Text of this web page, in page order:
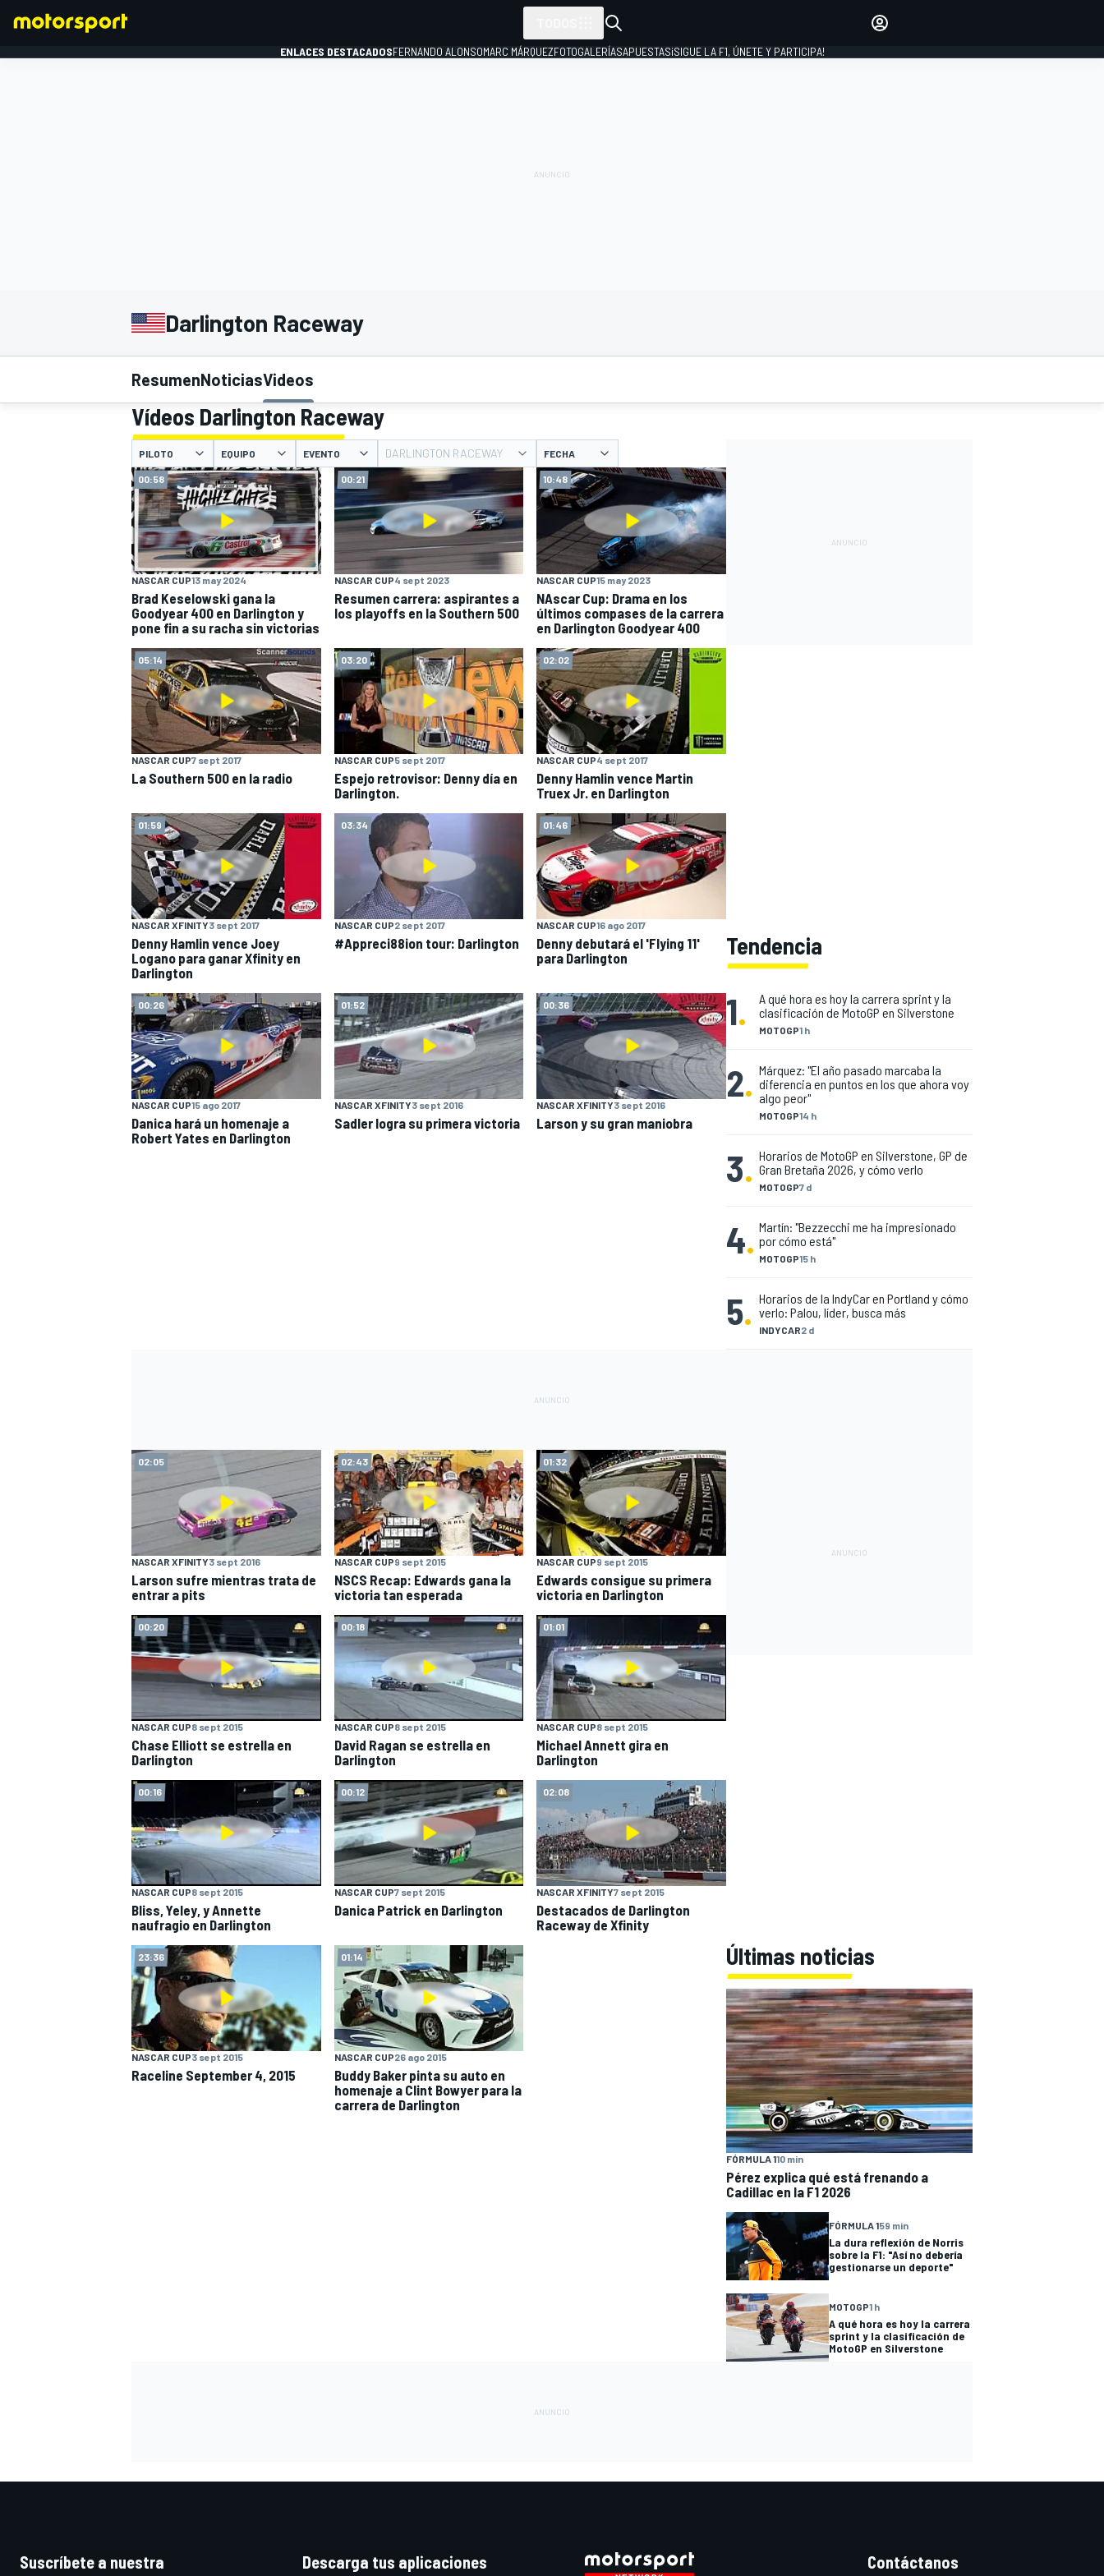
INDYCAR WRC
WEC FÓRMULA E
MÁS CATEGORÍAS
ENLACES DESTACADOSFERNANDO ALONSOMARC MÁRQUEZFOTOGALERÍASAPUESTAS¡SIGUE LA F1, ÚNETE Y PARTICIPA!
Darlington Raceway
ResumenNoticiasVideos
Vídeos Darlington Raceway
PILOTO EQUIPO EVENTO DARLINGTON RACEWAY FECHA
00:58
NASCAR CUP13 may 2024
Brad Keselowski gana la
Goodyear 400 en Darlington y
pone fin a su racha sin victorias
00:21
NASCAR CUP4 sept 2023
Resumen carrera: aspirantes a
los playoffs en la Southern 500
10:48
NASCAR CUP15 may 2023
NAscar Cup: Drama en los
últimos compases de la carrera
en Darlington Goodyear 400
05:14
NASCAR CUP7 sept 2017
La Southern 500 en la radio
03:20
NASCAR CUP5 sept 2017
Espejo retrovisor: Denny día en
Darlington.
02:02
NASCAR CUP4 sept 2017
Denny Hamlin vence Martin
Truex Jr. en Darlington
01:59
NASCAR XFINITY3 sept 2017
Denny Hamlin vence Joey
Logano para ganar Xfinity en
Darlington
03:34
NASCAR CUP2 sept 2017
#Appreci88ion tour: Darlington
01:46
NASCAR CUP16 ago 2017
Denny debutará el 'Flying 11'
para Darlington
00:26
NASCAR CUP15 ago 2017
Danica hará un homenaje a
Robert Yates en Darlington
01:52
NASCAR XFINITY3 sept 2016
Sadler logra su primera victoria
00:36
NASCAR XFINITY3 sept 2016
Larson y su gran maniobra
Tendencia
1. MOTOGP1 h
A qué hora es hoy la carrera sprint y la
clasificación de MotoGP en Silverstone
2.
MOTOGP14 h
Márquez: "El año pasado marcaba la
diferencia en puntos en los que ahora voy
algo peor"
3. MOTOGP7 d
Horarios de MotoGP en Silverstone, GP de
Gran Bretaña 2026, y cómo verlo
4. MOTOGP15 h
Martín: "Bezzecchi me ha impresionado
por cómo está"
5. INDYCAR2 d
Horarios de la IndyCar en Portland y cómo
verlo: Palou, líder, busca más
02:05
NASCAR XFINITY3 sept 2016
Larson sufre mientras trata de
entrar a pits
02:43
NASCAR CUP9 sept 2015
NSCS Recap: Edwards gana la
victoria tan esperada
01:32
NASCAR CUP9 sept 2015
Edwards consigue su primera
victoria en Darlington
00:20
NASCAR CUP8 sept 2015
Chase Elliott se estrella en
Darlington
00:18
NASCAR CUP8 sept 2015
David Ragan se estrella en
Darlington
01:01
NASCAR CUP8 sept 2015
Michael Annett gira en
Darlington
00:16
NASCAR CUP8 sept 2015
Bliss, Yeley, y Annette
naufragio en Darlington
00:12
NASCAR CUP7 sept 2015
Danica Patrick en Darlington
02:08
NASCAR XFINITY7 sept 2015
Destacados de Darlington
Raceway de Xfinity
23:36
NASCAR CUP3 sept 2015
Raceline September 4, 2015
01:14
NASCAR CUP26 ago 2015
Buddy Baker pinta su auto en
homenaje a Clint Bowyer para la
carrera de Darlington
Últimas noticias
FÓRMULA 110 min
Pérez explica qué está frenando a
Cadillac en la F1 2026
FÓRMULA 159 min
La dura reflexión de Norris
sobre la F1: "Así no debería
gestionarse un deporte"
MOTOGP1 h
A qué hora es hoy la carrera
sprint y la clasificación de
MotoGP en Silverstone
Suscríbete a nuestra
Descarga tus aplicaciones Contáctanos